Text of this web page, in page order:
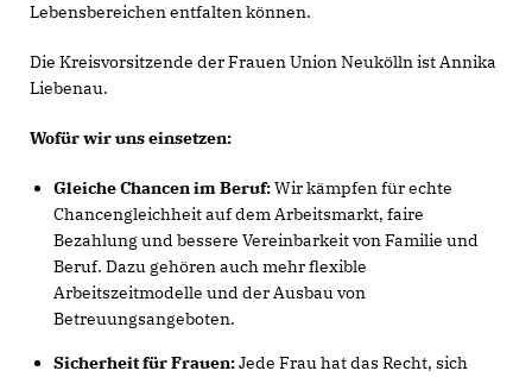
Lebensbereichen entfalten können.
Die Kreisvorsitzende der Frauen Union Neukölln ist Annika
Liebenau.
Wofür wir uns einsetzen:
Gleiche Chancen im Beruf:Wir kämpfen für echte
Chancengleichheit auf dem Arbeitsmarkt, faire
Bezahlung und bessere Vereinbarkeit von Familie und
Beruf. Dazu gehören auch mehr flexible
Arbeitszeitmodelle und der Ausbau von
Betreuungsangeboten.
Sicherheit für Frauen:Jede Frau hat das Recht, sich